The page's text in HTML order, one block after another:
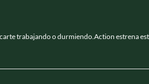
trabajando o durmiendo.Action estrena